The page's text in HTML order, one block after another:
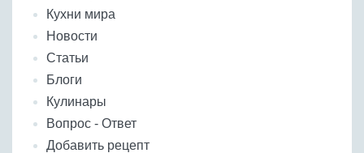
Кухни мира
Новости
Статьи
Блоги
Кулинары
Вопрос - Ответ
Добавить рецепт